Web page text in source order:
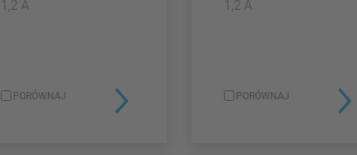
1,2 A
PORÓWNAJ
1,2 A
PORÓWNAJ